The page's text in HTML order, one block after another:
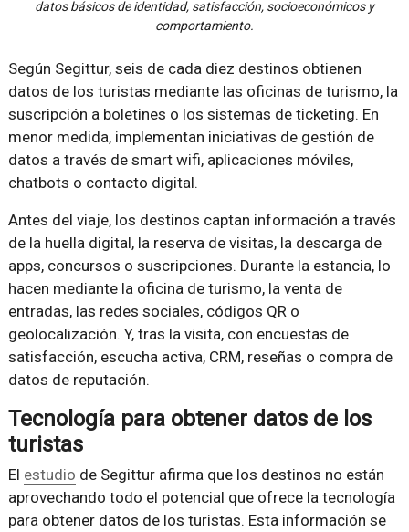
datos básicos de identidad, satisfacción, socioeconómicos y
comportamiento.
Según Segittur, seis de cada diez destinos obtienen
datos de los turistas mediante las oficinas de turismo, la
suscripción a boletines o los sistemas de ticketing. En
menor medida, implementan iniciativas de gestión de
datos a través de smart wifi, aplicaciones móviles,
chatbots o contacto digital.
Antes del viaje, los destinos captan información a través
de la huella digital, la reserva de visitas, la descarga de
apps, concursos o suscripciones. Durante la estancia, lo
hacen mediante la oficina de turismo, la venta de
entradas, las redes sociales, códigos QR o
geolocalización. Y, tras la visita, con encuestas de
satisfacción, escucha activa, CRM, reseñas o compra de
datos de reputación.
Tecnología para obtener datos de los
turistas
El estudio de Segittur afirma que los destinos no están
aprovechando todo el potencial que ofrece la tecnología
para obtener datos de los turistas. Esta información se